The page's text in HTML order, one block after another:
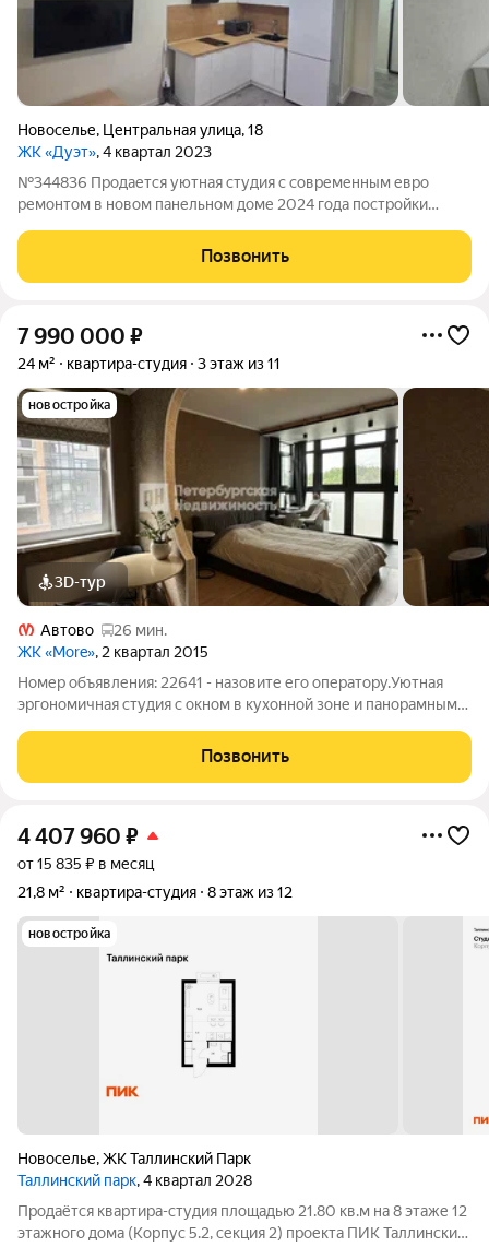
Новоселье, Центральная улица,18
ЖК «Дуэт», 4 квартал 2023
№344836 Продается уютная студия с современным евро
ремонтом в новом панельном доме 2024 года постройки
с грузовым лифтом.Из окон открывается вид во двор,где
находится спортивная и детские
Позвонить
7 990 000 ₽
24 м² квартира-студия 3 этаж из 11
новостройка
3D-тур
Автово
26 мин.
ЖК «More», 2 квартал 2015
Номер объявления: 22641 - назовите его оператору.Уютная
эргономичная студия с окном в кухонной зоне и панорамным
квартале ЖК «МОРЕ». Объект с мебелью и техникой,
полностью подходит для комфортного
Позвонить
4 407 960 ₽
от 15 835 ₽ в месяц
21,8 м²
квартира-студия 8 этаж из 12
новостройка
Новоселье,ЖК Таллинский Парк
Таллинский парк, 4 квартал 2028
Продаётся квартира-студия площадью 21.80 кв.м на 8 этаже 12
этажного дома (Корпус 5.2, секция 2) проекта ПИК Таллинский